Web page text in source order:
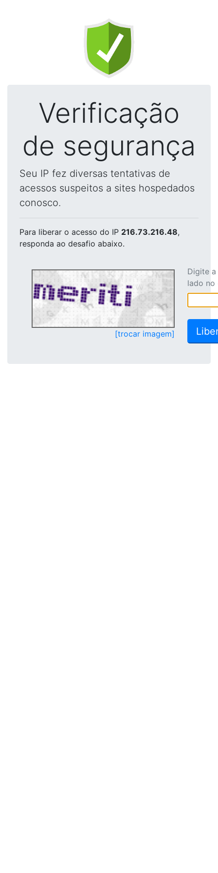
Verificação
de segurança
Seu IP fez diversas tentativas de
acessos suspeitos a sites hospedados
conosco.
Para liberar o acesso do IP 216.73.216.48,
responda ao desafio abaixo.
[trocar imagem]
Digite
lado no